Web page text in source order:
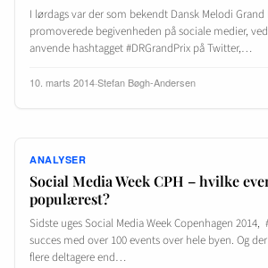
I lørdags var der som bekendt Dansk Melodi Grand
promoverede begivenheden på sociale medier,
anvende hashtagget #DRGrandPrix på Twitter,…
10. marts 2014·Stefan Bøgh-Andersen
ANALYSER
Social Media Week CPH – hvilke
populærest?
Sidste uges Social Media Week Copenhagen
succes med over 100 events over hele byen. Og
flere deltagere end…